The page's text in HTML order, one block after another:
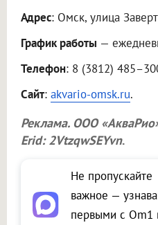
Адрес: Омск, улица
График работы —
Телефон: 8 (3812)
Сайт: akvario-omsk.ru.
Реклама. ООО
Erid: 2VtzqwSEYvn.
Не пропускайте
важное —
первыми с Om1